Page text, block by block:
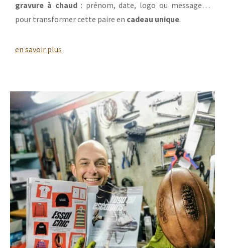
personnaliser vos gants de boxe en cuirgrâce à une
gravure à chaud: prénom, date, logo ou message…